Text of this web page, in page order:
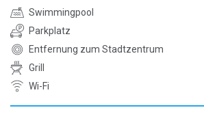
Swimmingpool
Parkplatz
Entfernung zum Stadtzentrum
Grill
Wi-Fi